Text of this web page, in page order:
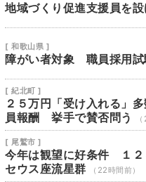
地域づくり促進支援員を設
[ 和歌山県 ]
障がい者対象 職員採用試
[ 紀北町 ]
２５万円「受け入れる」
員報酬 挙手で賛否問う
[ 尾鷲市 ]
今年は観望に好条件 １
セウス座流星群
（22時間前）